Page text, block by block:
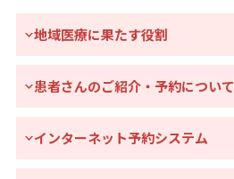
地域医療に果たす役割
患者さんのご紹介・予約について
インターネット予約システム